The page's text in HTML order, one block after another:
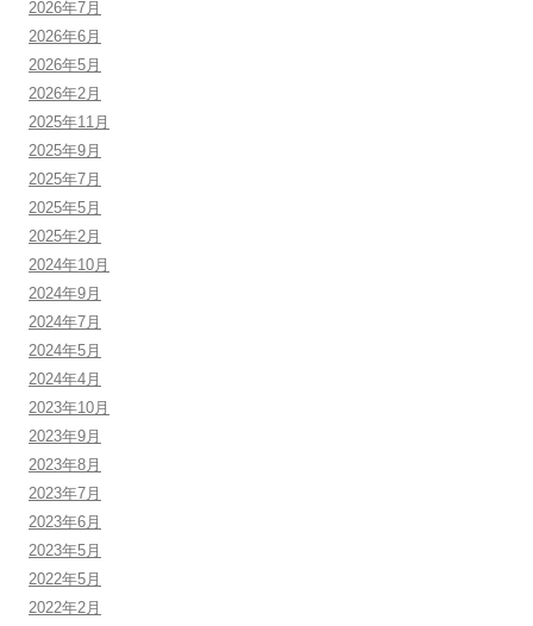
2026年7月
2026年6月
2026年5月
2026年2月
2025年11月
2025年9月
2025年7月
2025年5月
2025年2月
2024年10月
2024年9月
2024年7月
2024年5月
2024年4月
2023年10月
2023年9月
2023年8月
2023年7月
2023年6月
2023年5月
2022年5月
2022年2月